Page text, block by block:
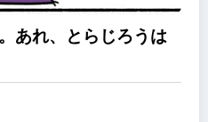
あれ、とらじろうは